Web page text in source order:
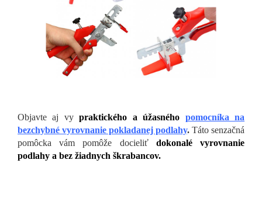
Objavte aj vypraktického a úžasného pomocníka na
bezchybné vyrovnanie pokladanej podlahy. Táto senzačná
pomôcka vám pomôže docieliť dokonalé vyrovnanie
podlahy a bez žiadnych škrabancov.